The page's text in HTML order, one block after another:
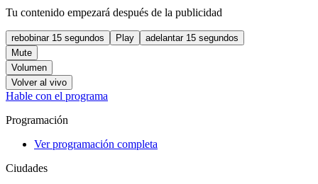
Tu contenido empezará después de la publicidad
rebobinar 15 segundos Play
adelantar 15 segundos
Mute
Volumen
Volver al vivo
Hable con el programa
Programación
Ver programación completa
Ciudades